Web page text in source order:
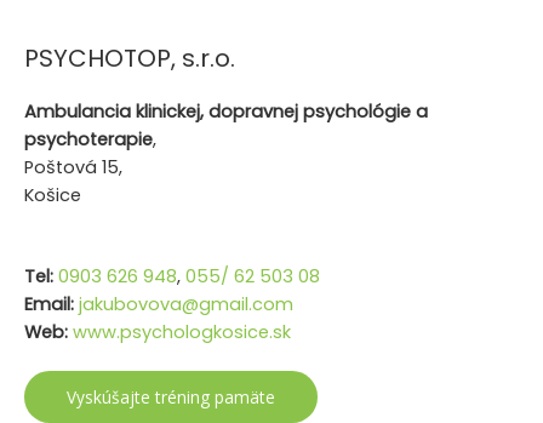
PSYCHOTOP, s.r.o.
Ambulancia klinickej, dopravnej psychológie a
psychoterapie,
Poštová 15,
Košice
Tel: 0903 626 948, 055/ 62 503 08
Email: jakubovova@gmail.com
Web: www.psychologkosice.sk
Vyskúšajte tréning pamäte